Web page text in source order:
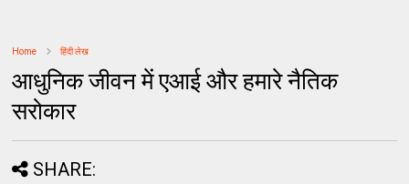
Home हिंदी लेख
आधुनिक जीवन में एआई और हमारे नैतिक
सरोकार
SHARE: